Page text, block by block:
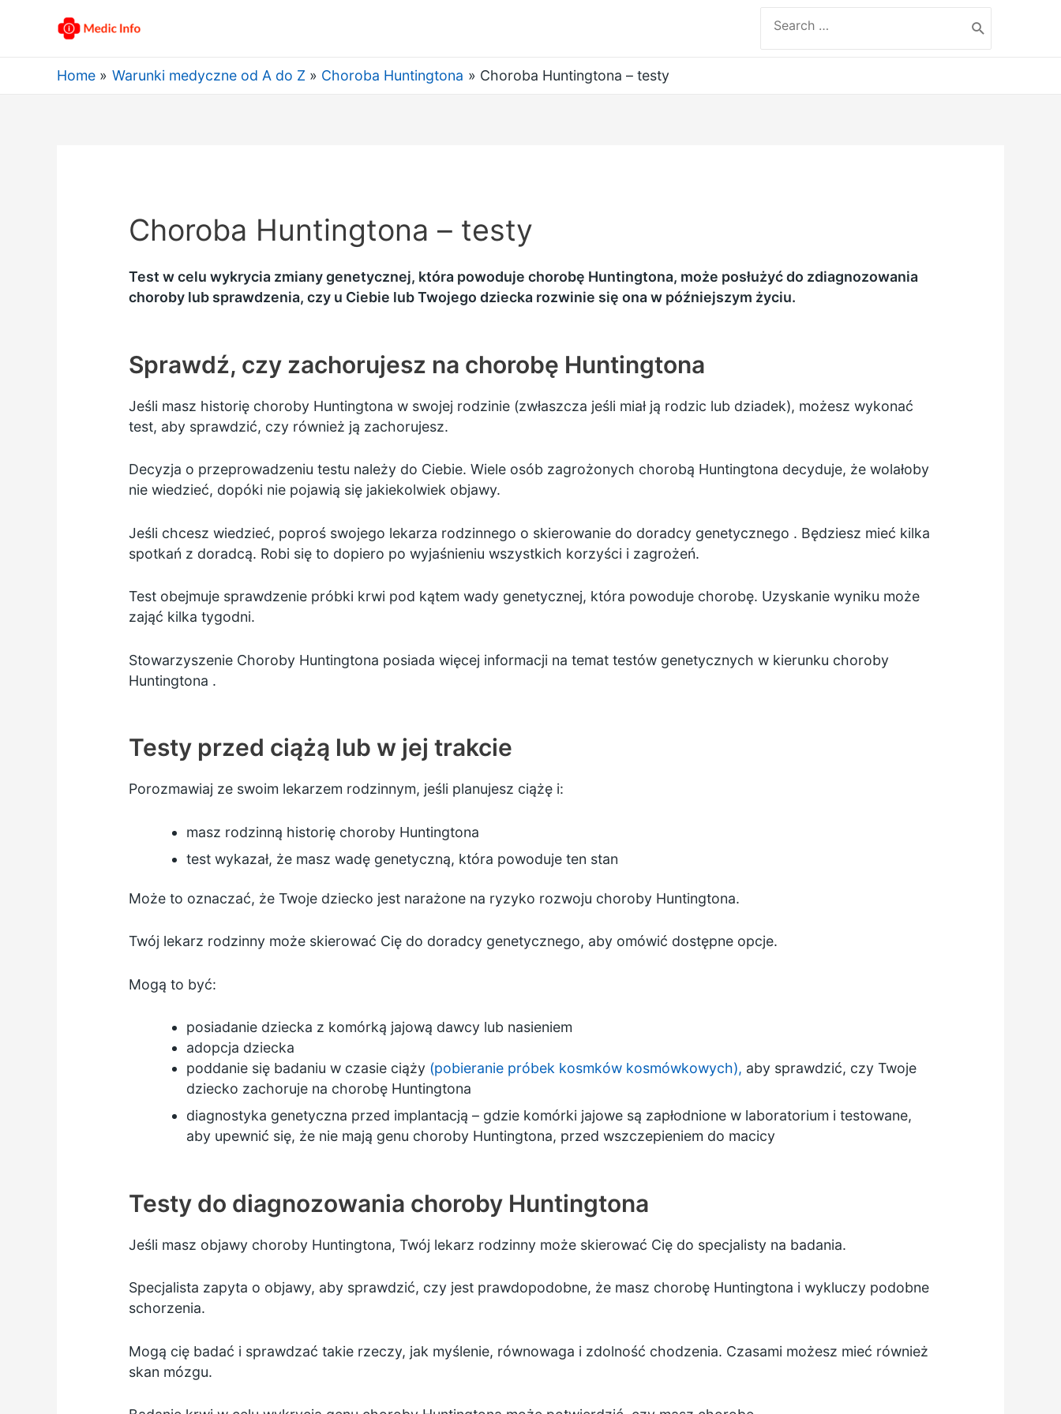
for:
Home Warunki medyczne od A do Z Choroba Huntingtona Choroba Huntingtona – testy
Choroba Huntingtona – testy
Test w celu wykrycia zmiany genetycznej, która powoduje chorobę Huntingtona, może posłużyć do zdiagnozowania
choroby lub sprawdzenia, czy u Ciebie lub Twojego dziecka rozwinie się ona w późniejszym życiu.
Sprawdź, czy zachorujesz na chorobę Huntingtona
Jeśli masz historię choroby Huntingtona w swojej rodzinie (zwłaszcza jeśli miał ją rodzic lub dziadek), możesz wykonać
test, aby sprawdzić, czy również ją zachorujesz.
Decyzja o przeprowadzeniu testu należy do Ciebie. Wiele osób zagrożonych chorobą Huntingtona decyduje, że wolałoby
nie wiedzieć, dopóki nie pojawią się jakiekolwiek objawy.
Jeśli chcesz wiedzieć, poproś swojego lekarza rodzinnego o skierowanie do doradcy genetycznego . Będziesz mieć kilka
spotkań z doradcą. Robi się to dopiero po wyjaśnieniu wszystkich korzyści i zagrożeń.
Test obejmuje sprawdzenie próbki krwi pod kątem wady genetycznej, która powoduje chorobę. Uzyskanie wyniku może
zająć kilka tygodni.
Stowarzyszenie Choroby Huntingtona posiada więcej informacji na temat testów genetycznych w kierunku choroby
Huntingtona .
Testy przed ciążą lub w jej trakcie
Porozmawiaj ze swoim lekarzem rodzinnym, jeśli planujesz ciążę i:
masz rodzinną historię choroby Huntingtona
test wykazał, że masz wadę genetyczną, która powoduje ten stan
Może to oznaczać, że Twoje dziecko jest narażone na ryzyko rozwoju choroby Huntingtona.
Twój lekarz rodzinny może skierować Cię do doradcy genetycznego, aby omówić dostępne opcje.
Mogą to być:
posiadanie dziecka z komórką jajową dawcy lub nasieniem
adopcja dziecka
poddanie się badaniu w czasie ciąży (pobieranie próbek kosmków kosmówkowych), aby sprawdzić, czy Twoje
dziecko zachoruje na chorobę Huntingtona
diagnostyka genetyczna przed implantacją – gdzie komórki jajowe są zapłodnione w laboratorium i testowane,
aby upewnić się, że nie mają genu choroby Huntingtona, przed wszczepieniem do macicy
Testy do diagnozowania choroby Huntingtona
Jeśli masz objawy choroby Huntingtona, Twój lekarz rodzinny może skierować Cię do specjalisty na badania.
Specjalista zapyta o objawy, aby sprawdzić, czy jest prawdopodobne, że masz chorobę Huntingtona i wykluczy podobne
schorzenia.
Mogą cię badać i sprawdzać takie rzeczy, jak myślenie, równowaga i zdolność chodzenia. Czasami możesz mieć również
skan mózgu.